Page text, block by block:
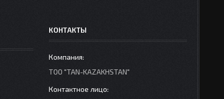
КОНТАКТЫ
ТОО "TAN-KAZAKHSTAN"